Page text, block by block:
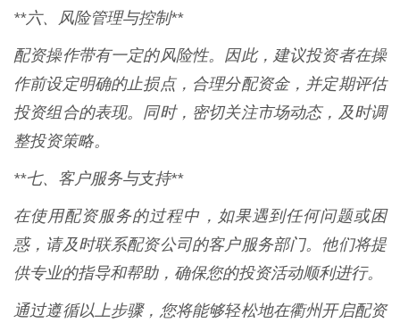
**六、风险管理与控制**
配资操作带有一定的风险性。因此，建议投资者在操
作前设定明确的止损点，合理分配资金，并定期评估
投资组合的表现。同时，密切关注市场动态，及时调
整投资策略。
**七、客户服务与支持**
在使用配资服务的过程中，如果遇到任何问题或困
惑，请及时联系配资公司的客户服务部门。他们将提
供专业的指导和帮助，确保您的投资活动顺利进行。
通过遵循以上步骤，您将能够轻松地在衢州开启配资